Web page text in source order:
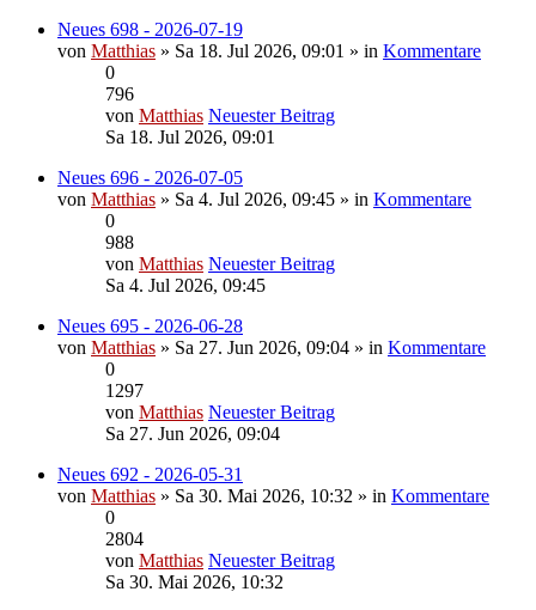
Neues 698 - 2026-07-19
von Matthias » Sa 18. Jul 2026, 09:01 » in Kommentare
0
796
von Matthias Neuester Beitrag
Sa 18. Jul 2026, 09:01
Neues 696 - 2026-07-05
von Matthias » Sa 4. Jul 2026, 09:45 » in Kommentare
0
988
von Matthias Neuester Beitrag
Sa 4. Jul 2026, 09:45
Neues 695 - 2026-06-28
von Matthias » Sa 27. Jun 2026, 09:04 » in Kommentare
0
1297
von Matthias Neuester Beitrag
Sa 27. Jun 2026, 09:04
Neues 692 - 2026-05-31
von Matthias » Sa 30. Mai 2026, 10:32 » in Kommentare
0
2804
von Matthias Neuester Beitrag
Sa 30. Mai 2026, 10:32